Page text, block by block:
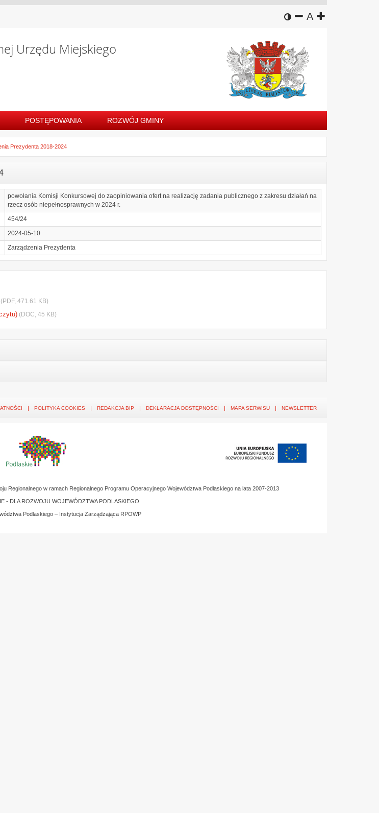
wersja kontrastowa
zmniejsz
Adomyślny
zwiększ
Urzędu Miejskiego
POSTĘPOWANIA ROZWÓJ GMINY
Prezydenta 2018-2024
powołania Komisji Konkursowej do zaopiniowania ofert na realizację zadania publicznego z zakresu działań na
rzecz osób niepełnosprawnych w 2024 r.
454/24
2024-05-10
Zarządzenia Prezydenta
(PDF, 471.61 KB)
(DOC, 45 KB)
POLITYKA COOKIES REDAKCJA BIP DEKLARACJA DOSTĘPNOŚCI MAPA SERWISU NEWSLETTER
Regionalnego w ramach Regionalnego Programu Operacyjnego Województwa Podlaskiego na lata 2007-2013
- DLA ROZWOJU WOJEWÓDZTWA PODLASKIEGO
Podlaskiego – Instytucja Zarządzająca RPOWP